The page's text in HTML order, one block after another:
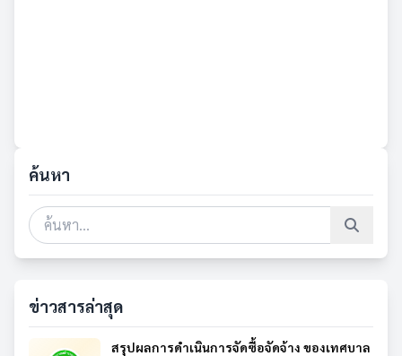
ค้นหา
ข่าวสารล่าสุด
สรุปผลการดำเนินการจัดซื้อจัดจ้าง ของเทศบาล